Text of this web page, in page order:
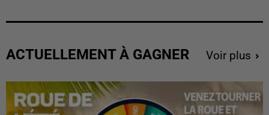
ACTUELLEMENT À GAGNER Voir plus